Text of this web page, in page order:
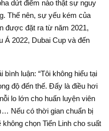
dứt điểm nào thật sự nguy
Thế nên, sự yếu kém của
được đặt ra từ năm 2021,
Á 2022, Dubai Cup và đến
bình luận: “Tôi không hiểu tại
độ đến thế. Đấy là điều hơi
lo lớn cho huấn luyện viên
Nếu có thời gian chuẩn bị
chọn Tiến Linh cho suất